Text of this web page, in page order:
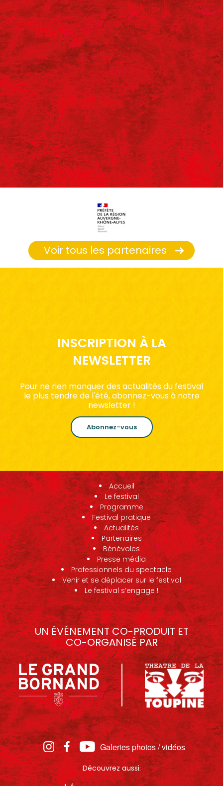
Voir tous les partenaires
INSCRIPTION À LA
NEWSLETTER
Pour ne rien manquer des actualités du festival
le plus tendre de l'été, abonnez-vous à notre
newsletter !
Abonnez-vous
Accueil
Le festival
Programme
Festival pratique
Actualités
Partenaires
Bénévoles
Presse média
Professionnels du spectacle
Venir et se déplacer sur le festival
Le festival s’engage !
UN ÉVÉNEMENT CO-PRODUIT ET
CO-ORGANISÉ PAR
Galeries photos / vidéos
Découvrez aussi: